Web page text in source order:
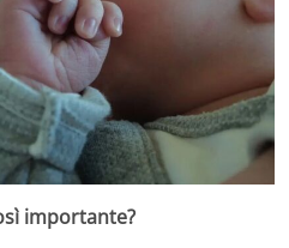
importante?